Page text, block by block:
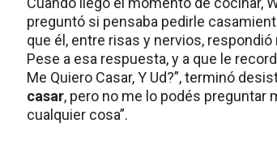
preguntó si pensaba pedirle
que él, entre risas y nervios,
Pese a esa respuesta, y a que le
Me Quiero Casar, Y Ud?”, terminó
casar, pero no me lo podés preguntar
cualquier cosa”.